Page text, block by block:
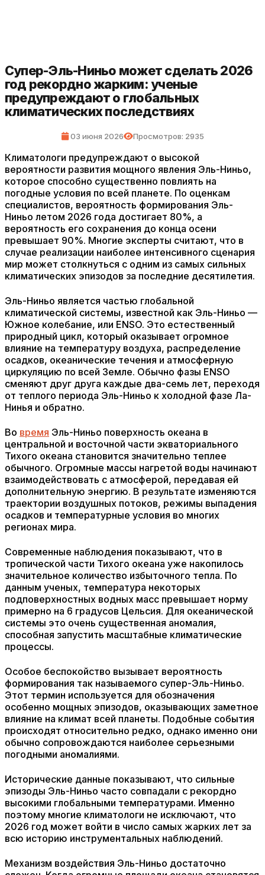
Супер-Эль-Ниньо может сделать 2026
год рекордно жарким: ученые
предупреждают о глобальных
климатических последствиях
03 июня 2026 Просмотров: 2935
Климатологи предупреждают о высокой
вероятности развития мощного явления Эль-Ниньо,
которое способно существенно повлиять на
погодные условия по всей планете. По оценкам
специалистов, вероятность формирования Эль-
Ниньо летом 2026 года достигает 80%, а
вероятность его сохранения до конца осени
превышает 90%. Многие эксперты считают, что в
случае реализации наиболее интенсивного сценария
мир может столкнуться с одним из самых сильных
климатических эпизодов за последние десятилетия.
Эль-Ниньо является частью глобальной
климатической системы, известной как Эль-Ниньо —
Южное колебание, или ENSO. Это естественный
природный цикл, который оказывает огромное
влияние на температуру воздуха, распределение
осадков, океанические течения и атмосферную
циркуляцию по всей Земле. Обычно фазы ENSO
сменяют друг друга каждые два-семь лет, переходя
от теплого периода Эль-Ниньо к холодной фазе Ла-
Нинья и обратно.
Во время Эль-Ниньо поверхность океана в
центральной и восточной части экваториального
Тихого океана становится значительно теплее
обычного. Огромные массы нагретой воды начинают
взаимодействовать с атмосферой, передавая ей
дополнительную энергию. В результате изменяются
траектории воздушных потоков, режимы выпадения
осадков и температурные условия во многих
регионах мира.
Современные наблюдения показывают, что в
тропической части Тихого океана уже накопилось
значительное количество избыточного тепла. По
данным ученых, температура некоторых
подповерхностных водных масс превышает норму
примерно на 6 градусов Цельсия. Для океанической
системы это очень существенная аномалия,
способная запустить масштабные климатические
процессы.
Особое беспокойство вызывает вероятность
формирования так называемого супер-Эль-Ниньо.
Этот термин используется для обозначения
особенно мощных эпизодов, оказывающих заметное
влияние на климат всей планеты. Подобные события
происходят относительно редко, однако именно они
обычно сопровождаются наиболее серьезными
погодными аномалиями.
Исторические данные показывают, что сильные
эпизоды Эль-Ниньо часто совпадали с рекордно
высокими глобальными температурами. Именно
поэтому многие климатологи не исключают, что
2026 год может войти в число самых жарких лет за
всю историю инструментальных наблюдений.
Механизм воздействия Эль-Ниньо достаточно